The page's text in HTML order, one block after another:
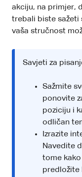
akciju, na primjer,
trebali biste sažeti
vaša stručnost
Savjeti za
Sažmite
ponovite
poziciju i
odličan
Izrazite
Navedite
tome
predložite